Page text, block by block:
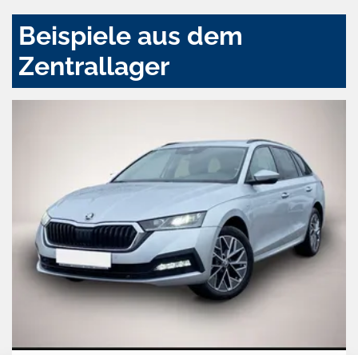
Beispiele aus dem
Zentrallager